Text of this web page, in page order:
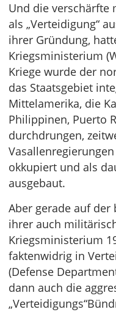
Und die verschärfte
als „Verteidigung“
ihrer Gründung,
Kriegsministerium
Kriege wurde der
das Staatsgebiet
Mittelamerika, die
Philippinen, Puerto
durchdrungen,
okkupiert und als
ausgebaut.
Aber gerade auf
ihrer auch
Kriegsministerium
faktenwidrig in
(Defense
dann auch die